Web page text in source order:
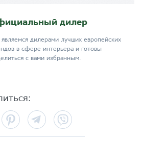
дилер
дилерами лучших европейских
в сфере интерьера и готовы
с вами избранным.
Pinterest Telegram